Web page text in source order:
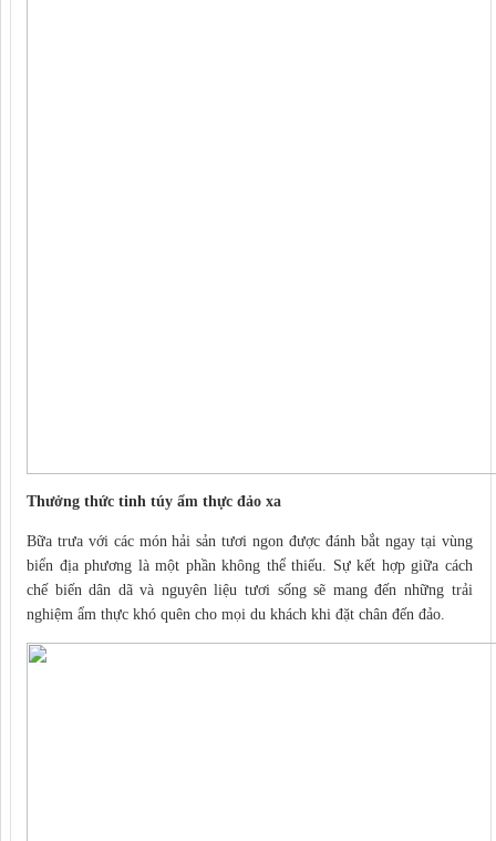
Thưởng thức tinh túy ẩm thực đảo xa
Bữa trưa với các món hải sản tươi ngon được đánh bắt ngay tại vùng
biển địa phương là một phần không thể thiếu. Sự kết hợp giữa cách
chế biến dân dã và nguyên liệu tươi sống sẽ mang đến những trải
nghiệm ẩm thực khó quên cho mọi du khách khi đặt chân đến đảo.